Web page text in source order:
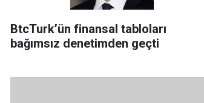
BtcTurk’ün finansal tabloları
bağımsız denetimden geçti